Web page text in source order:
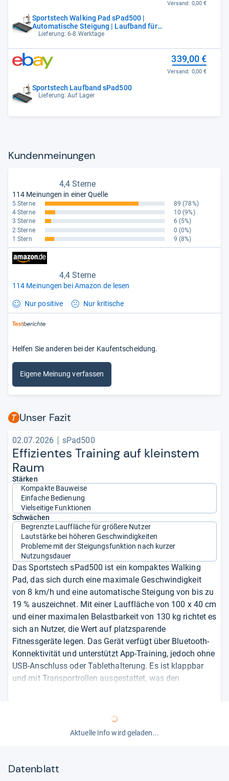
Sportstech Walking Pad sPad500 |
Automatische Steigung | Laufband für
Zuhause
Lieferung: 6-8 Werktage
Versand: 0,00 €
Sportstech Laufband sPad500
Lieferung: Auf Lager
339,00 €
Versand: 0,00 €
Kun­den­mei­nun­gen
4,4 Sterne
114 Meinungen in einer Quelle
5 Sterne 89 (78%)
4 Sterne
10 (9%)
3 Sterne
6 (5%)
2 Sterne
0 (0%)
1 Stern
9 (8%)
4,4 Sterne
114 Meinungen bei Amazon.de lesen
Nur positive Nur kritische
Helfen Sie anderen bei der Kaufentscheidung.
Eigene Meinung verfassen
Unser Fazit
02.07.2026 sPad500
Effi­zi­en­tes Trai­ning auf kleins­tem
Raum
Stärken
Kompakte Bauweise
Einfache Bedienung
Vielseitige Funktionen
Schwächen
Begrenzte Lauffläche für größere Nutzer
Lautstärke bei höheren Geschwindigkeiten
Probleme mit der Steigungsfunktion nach kurzer
Nutzungsdauer
Das Sportstech sPad500 ist ein kompaktes Walking
Pad, das sich durch eine maximale Geschwindigkeit
von 8 km/h und eine automatische Steigung von bis zu
19 % auszeichnet. Mit einer Lauffläche von 100 x 40 cm
und einer maximalen Belastbarkeit von 130 kg richtet es
sich an Nutzer, die Wert auf platzsparende
Fitnessgeräte legen. Das Gerät verfügt über Bluetooth-
Konnektivität und unterstützt App-Training, jedoch ohne
USB-Anschluss oder Tablethalterung. Es ist klappbar
und mit Transportrollen ausgestattet, was den
pulsgesteuertes Training oder ein Trinkflaschenhalter.
Design, bemängeln jedoch die begrenzte Lauffläche für
Geschwindigkeiten. Einige Nutzer berichten von
Aktuelle Info wird geladen...
Datenblatt